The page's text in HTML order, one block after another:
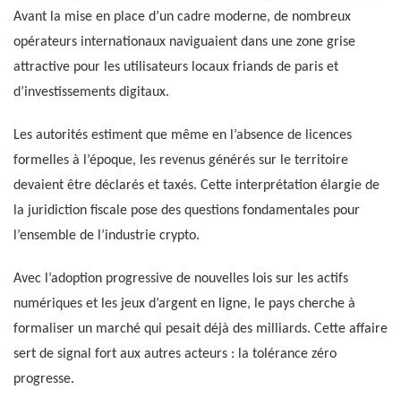
Avant la mise en place d’un cadre moderne, de nombreux
opérateurs internationaux naviguaient dans une zone grise
attractive pour les utilisateurs locaux friands de paris et
d’investissements digitaux.
Les autorités estiment que même en l’absence de licences
formelles à l’époque, les revenus générés sur le territoire
devaient être déclarés et taxés. Cette interprétation élargie de
la juridiction fiscale pose des questions fondamentales pour
l’ensemble de l’industrie crypto.
Avec l’adoption progressive de nouvelles lois sur les actifs
numériques et les jeux d’argent en ligne, le pays cherche à
formaliser un marché qui pesait déjà des milliards. Cette affaire
sert de signal fort aux autres acteurs : la tolérance zéro
progresse.